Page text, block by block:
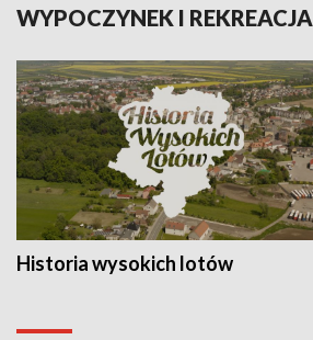
WYPOCZYNEK I REKREACJA
Historia wysokich lotów